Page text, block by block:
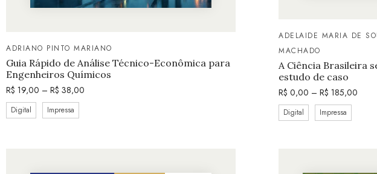
ADRIANO PINTO MARIANO
Guia Rápido de Análise Técnico-Econômica para
Engenheiros Químicos
R$ 19,00 – R$ 38,00
Digital Impressa
ADELAIDE MARIA DE
MACHADO
A Ciência Brasileira
estudo de caso
R$ 0,00 – R$ 185,00
Digital Impressa